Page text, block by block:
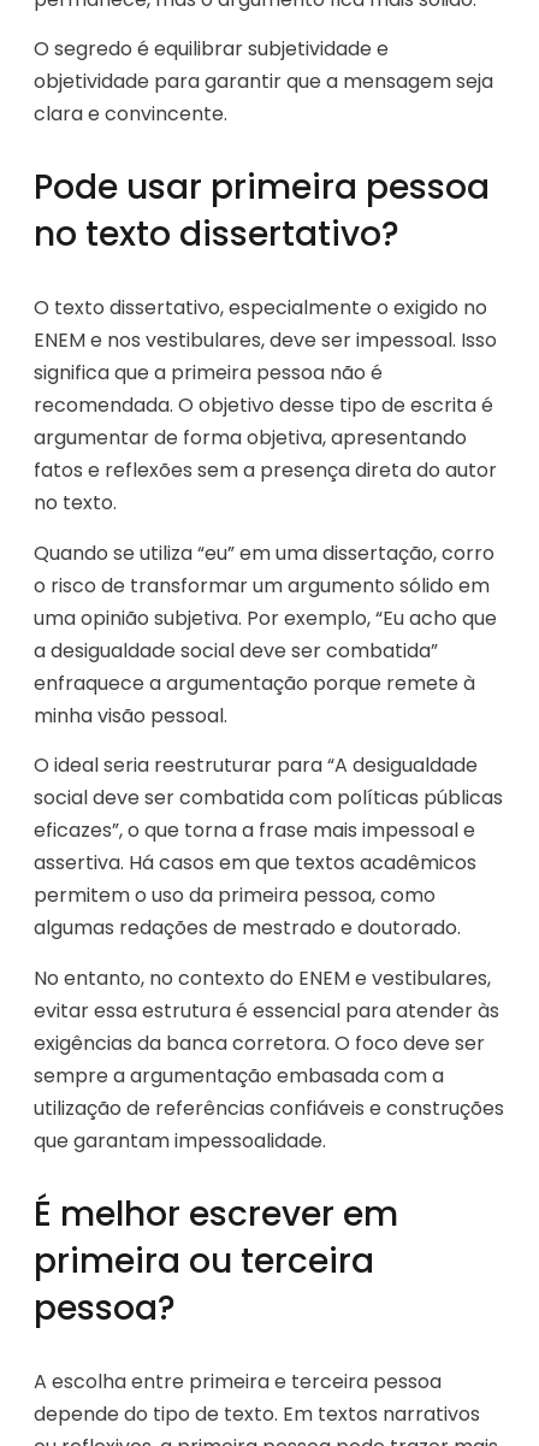
O segredo é equilibrar subjetividade e
objetividade para garantir que a mensagem seja
clara e convincente.
Pode usar primeira pessoa
no texto dissertativo?
O texto dissertativo, especialmente o exigido no
ENEM e nos vestibulares, deve ser impessoal. Isso
significa que a primeira pessoa não é
recomendada. O objetivo desse tipo de escrita é
argumentar de forma objetiva, apresentando
fatos e reflexões sem a presença direta do autor
no texto.
Quando se utiliza “eu” em uma dissertação, corro
o risco de transformar um argumento sólido em
uma opinião subjetiva. Por exemplo, “Eu acho que
a desigualdade social deve ser combatida”
enfraquece a argumentação porque remete à
minha visão pessoal.
O ideal seria reestruturar para “A desigualdade
social deve ser combatida com políticas públicas
eficazes”, o que torna a frase mais impessoal e
assertiva. Há casos em que textos acadêmicos
permitem o uso da primeira pessoa, como
algumas redações de mestrado e doutorado.
No entanto, no contexto do ENEM e vestibulares,
evitar essa estrutura é essencial para atender às
exigências da banca corretora. O foco deve ser
sempre a argumentação embasada com a
utilização de referências confiáveis e construções
que garantam impessoalidade.
É melhor escrever em
primeira ou terceira
pessoa?
A escolha entre primeira e terceira pessoa
depende do tipo de texto. Em textos narrativos